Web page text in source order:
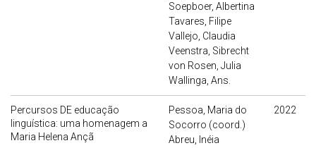
Soepboer, Albertina
Tavares, Filipe
Vallejo, Claudia
Veenstra, Sibrecht
von Rosen, Julia
Wallinga, Ans.
Percursos DE educação
linguística: uma homenagem a
Maria Helena Ançã
Pessoa, Maria do
Socorro (coord.)
Abreu, Inéia
2022